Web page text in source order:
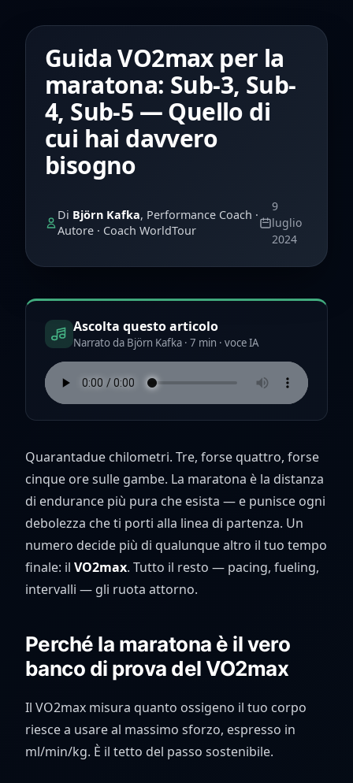
Guida VO2max per la
maratona: Sub-3, Sub-
4, Sub-5 — Quello di
cui hai davvero
bisogno
Di Björn Kafka, Performance Coach ·
Autore · Coach WorldTour
9
luglio
2024
Ascolta questo articolo
Narrato da Björn Kafka · 7 min · voce IA
Quarantadue chilometri. Tre, forse quattro, forse
cinque ore sulle gambe. La maratona è la distanza
di endurance più pura che esista — e punisce ogni
debolezza che ti porti alla linea di partenza. Un
numero decide più di qualunque altro il tuo tempo
finale: il VO2max. Tutto il resto — pacing, fueling,
intervalli — gli ruota attorno.
Perché la maratona è il vero
banco di prova del VO2max
Il VO2max misura quanto ossigeno il tuo corpo
riesce a usare al massimo sforzo, espresso in
ml/min/kg. È il tetto del passo sostenibile.